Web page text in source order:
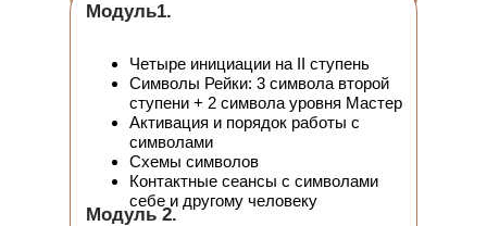
помогут получать желаемое в более
короткий срок
Модуль1.
Четыре инициации на II ступень
Символы Рейки: 3 символа второй
ступени + 2 символа уровня Мастер
Активация и порядок работы с
символами
Схемы символов
Контактные сеансы с символами
себе и другому человеку
Модуль 2.